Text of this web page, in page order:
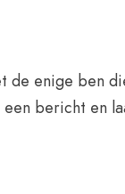
de enige ben
bericht en